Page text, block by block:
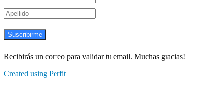
Suscribirme
Recibirás un correo para validar tu email. Muchas gracias!
Created using Perfit